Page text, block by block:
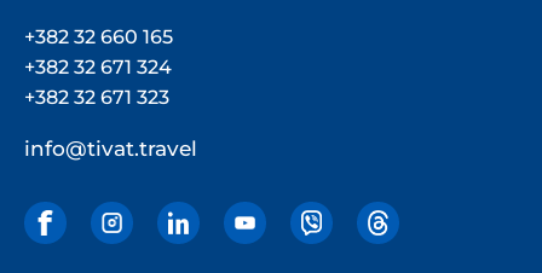
+382 32 660 165
+382 32 671 324
+382 32 671 323
info@tivat.travel